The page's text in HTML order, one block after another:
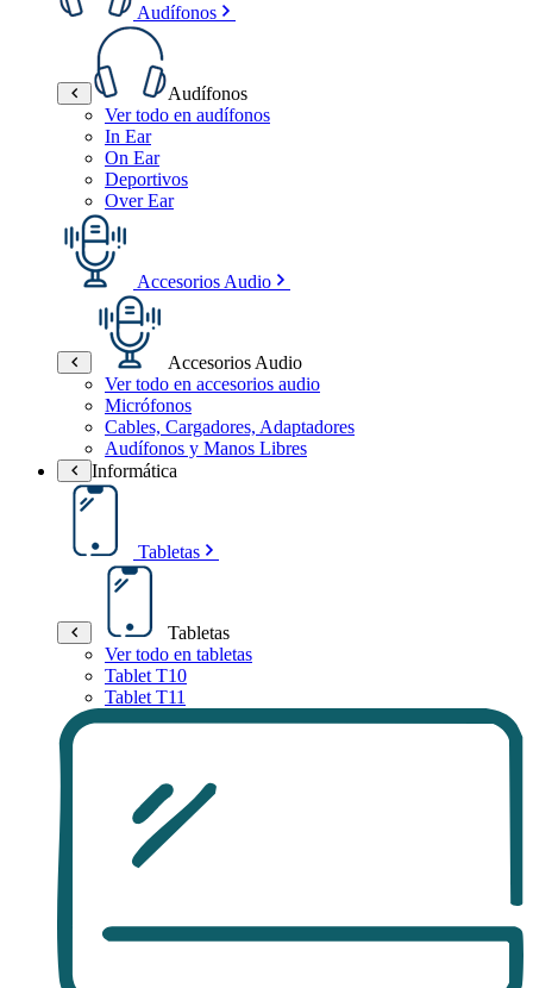
Audífonos
Audífonos
Ver todo en audífonos
In Ear
On Ear
Deportivos
Over Ear
Accesorios Audio
Accesorios Audio
Ver todo en accesorios audio
Micrófonos
Cables, Cargadores, Adaptadores
Audífonos y Manos Libres
Informática
Tabletas
Tabletas
Ver todo en tabletas
Tablet T10
Tablet T11